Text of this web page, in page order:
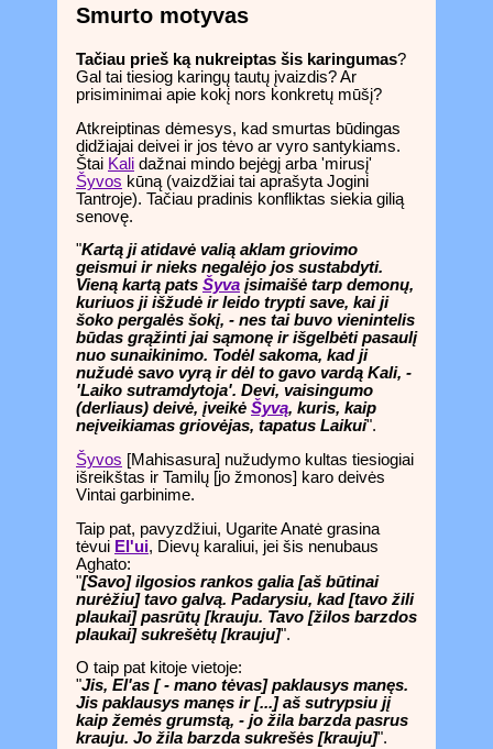
Smurto motyvas
Tačiau prieš ką nukreiptas šis karingumas?
Gal tai tiesiog karingų tautų įvaizdis? Ar
prisiminimai apie kokį nors konkretų mūšį?
Atkreiptinas dėmesys, kad smurtas būdingas
didžiajai deivei ir jos tėvo ar vyro santykiams.
Štai Kali dažnai mindo bejėgį arba 'mirusį'
Šyvos kūną (vaizdžiai tai aprašyta Jogini
Tantroje). Tačiau pradinis konfliktas siekia gilią
senovę.
"Kartą ji atidavė valią aklam griovimo
geismui ir nieks negalėjo jos sustabdyti.
Vieną kartą pats Šyva įsimaišė tarp demonų,
kuriuos ji išžudė ir leido trypti save, kai ji
šoko pergalės šokį, - nes tai buvo vienintelis
būdas grąžinti jai sąmonę ir išgelbėti pasaulį
nuo sunaikinimo. Todėl sakoma, kad ji
nužudė savo vyrą ir dėl to gavo vardą Kali, -
'Laiko sutramdytoja'. Devi, vaisingumo
(derliaus) deivė, įveikė Šyvą, kuris, kaip
neįveikiamas griovėjas, tapatus Laikui".
Šyvos [Mahisasura] nužudymo kultas tiesiogiai
išreikštas ir Tamilų [jo žmonos] karo deivės
Vintai garbinime.
Taip pat, pavyzdžiui, Ugarite Anatė grasina
tėvui El'ui, Dievų karaliui, jei šis nenubaus
Aghato:
"[Savo] ilgosios rankos galia [aš būtinai
nurėžiu] tavo galvą. Padarysiu, kad [tavo žili
plaukai] pasrūtų [krauju. Tavo [žilos barzdos
plaukai] sukrešėtų [krauju]".
O taip pat kitoje vietoje:
"Jis, El'as [ - mano tėvas] paklausys manęs.
Jis paklausys manęs ir [...] aš sutrypsiu jį
kaip žemės grumstą, - jo žila barzda pasrus
krauju. Jo žila barzda sukrešės [krauju]".